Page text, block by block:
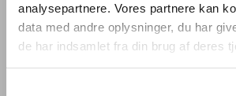
analysepartnere. Vores partnere kan
data med andre oplysninger, du har
de har indsamlet fra din brug af deres